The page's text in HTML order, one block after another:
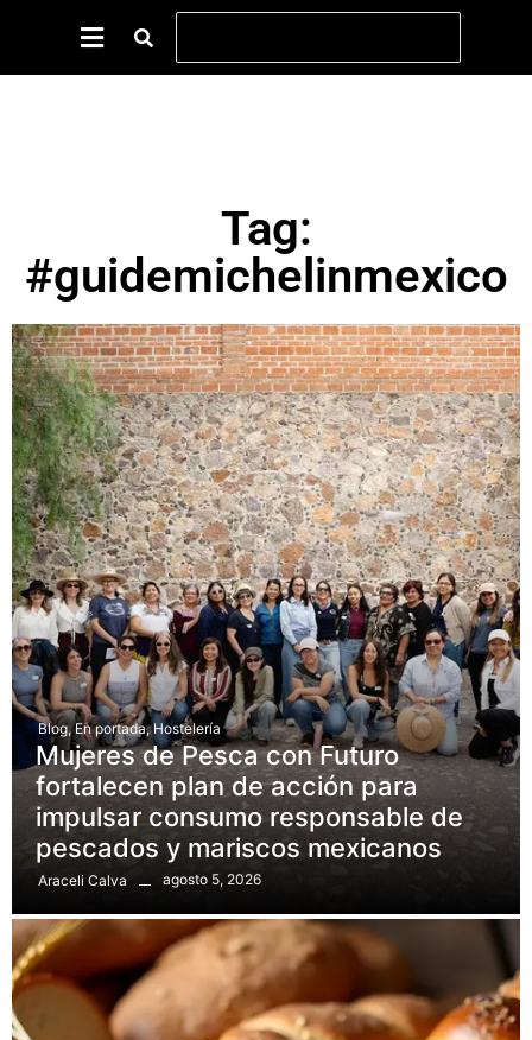
Tag:
#guidemichelinmexico
Blog, En portada, Hostelería
Mujeres de Pesca con Futuro
fortalecen plan de acción para
impulsar consumo responsable de
pescados y mariscos mexicanos
Araceli Calva agosto 5, 2026